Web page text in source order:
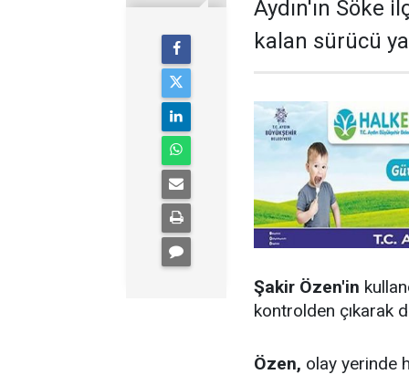
Aydın'ın Söke
kalan sürücü
Şakir Özen'in
kontrolden çıkarak
Özen, olay yerinde